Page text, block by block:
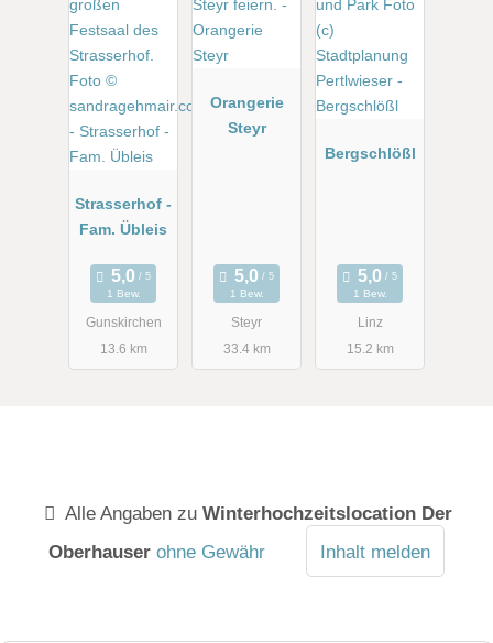
Strasserhof -
Fam. Übleis
1 Bew.
Gunskirchen
13.6 km
Orangerie
Steyr
1 Bew.
Steyr
33.4 km
Bergschlößl
1 Bew.
Linz
15.2 km
Alle Angaben zuWinterhochzeitslocation Der
Oberhauser ohne Gewähr Inhalt melden